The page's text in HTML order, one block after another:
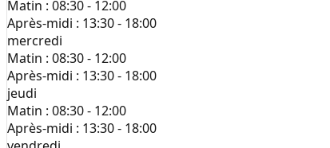
Matin : 08:30 - 12:00
Après-midi : 13:30 - 18:00
mercredi
Matin : 08:30 - 12:00
Après-midi : 13:30 - 18:00
jeudi
Matin : 08:30 - 12:00
Après-midi : 13:30 - 18:00